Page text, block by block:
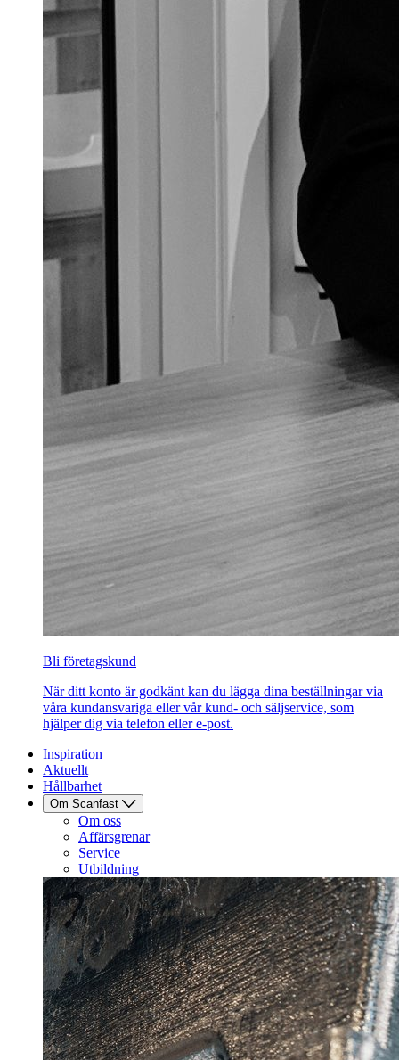
Bli företagskund
När ditt konto är godkänt kan du lägga dina beställningar via
våra kundansvariga eller vår kund- och säljservice, som
hjälper dig via telefon eller e-post.
Inspiration
Aktuellt
Hållbarhet
Om Scanfast
Om oss
Affärsgrenar
Service
Utbildning